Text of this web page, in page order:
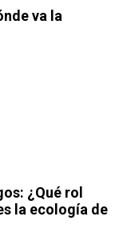
va la
¿Qué rol
la ecología de